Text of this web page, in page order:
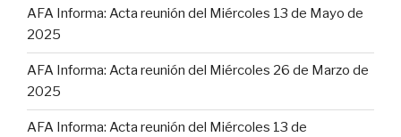
AFA Informa: Acta reunión del Miércoles 13 de Mayo de
2025
AFA Informa: Acta reunión del Miércoles 26 de Marzo de
2025
AFA Informa: Acta reunión del Miércoles 13 de